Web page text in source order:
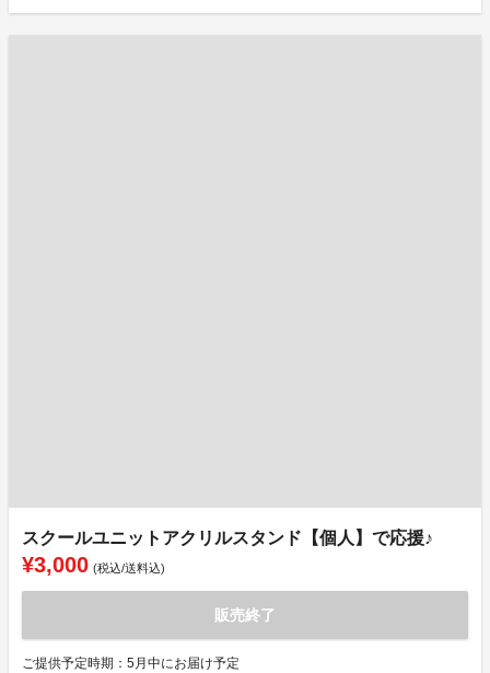
スクールユニットアクリルスタンド【個人】で応援♪
¥3,000 (税込/送料込)
販売終了
ご提供予定時期：5月中にお届け予定